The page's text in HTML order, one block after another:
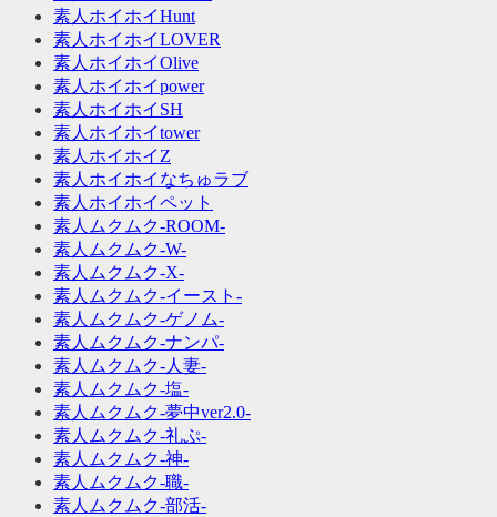
素人ホイホイHunt
素人ホイホイLOVER
素人ホイホイOlive
素人ホイホイpower
素人ホイホイSH
素人ホイホイtower
素人ホイホイZ
素人ホイホイなちゅラブ
素人ホイホイペット
素人ムクムク-ROOM-
素人ムクムク-W-
素人ムクムク-X-
素人ムクムク-イースト-
素人ムクムク-ゲノム-
素人ムクムク-ナンパ-
素人ムクムク-人妻-
素人ムクムク-塩-
素人ムクムク-夢中ver2.0-
素人ムクムク-礼ぷ-
素人ムクムク-神-
素人ムクムク-職-
素人ムクムク-部活-